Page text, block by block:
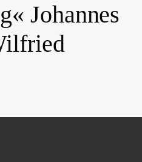
Johannes